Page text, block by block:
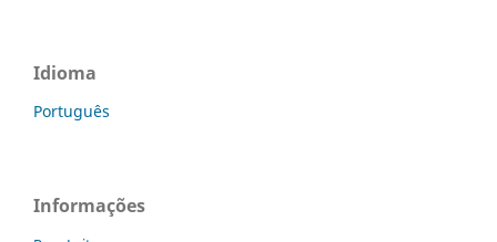
Idioma
Português
Informações